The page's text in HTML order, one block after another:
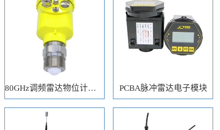
80GHz调频雷达物位计（RBRD71） PCBA脉冲雷达电子模块